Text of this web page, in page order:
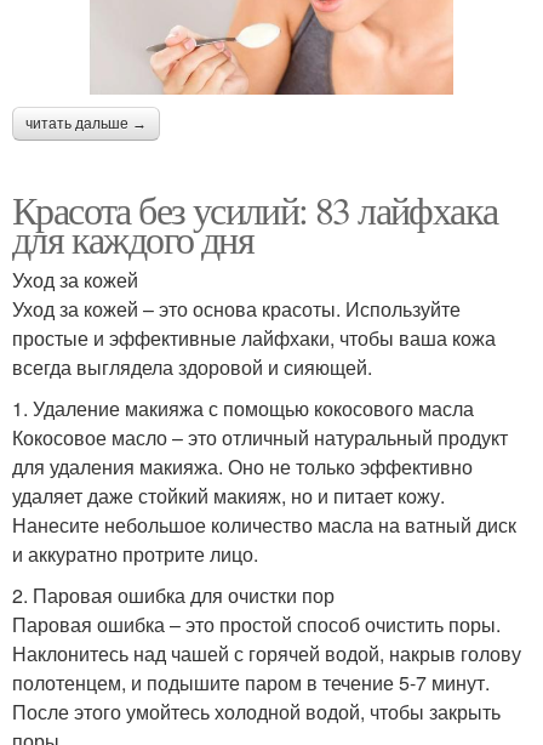
читать дальше →
Красота без усилий: 83 лайфхака
для каждого дня
Уход за кожей
Уход за кожей – это основа красоты. Используйте
простые и эффективные лайфхаки, чтобы ваша кожа
всегда выглядела здоровой и сияющей.
1. Удаление макияжа с помощью кокосового масла
Кокосовое масло – это отличный натуральный продукт
для удаления макияжа. Оно не только эффективно
удаляет даже стойкий макияж, но и питает кожу.
Нанесите небольшое количество масла на ватный диск
и аккуратно протрите лицо.
2. Паровая ошибка для очистки пор
Паровая ошибка – это простой способ очистить поры.
Наклонитесь над чашей с горячей водой, накрыв голову
полотенцем, и подышите паром в течение 5-7 минут.
После этого умойтесь холодной водой, чтобы закрыть